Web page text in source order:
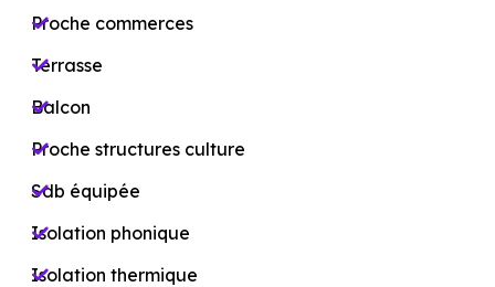
Proche commerces
Terrasse
Balcon
Proche structures culture
Sdb équipée
Isolation phonique
Isolation thermique